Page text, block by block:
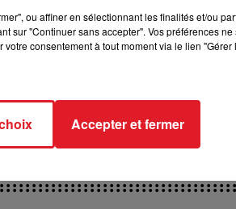
ILAYA -
ou affiner en sélectionnant les finalités et/ou
sur "Continuer sans accepter". Vos préférences
consentement à tout moment via le lien
Accepter et fermer